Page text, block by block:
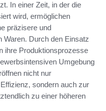
In einer Zeit, in der die
wird, ermöglichen
präzisere und
Waren. Durch den Einsatz
ihre Produktionsprozesse
Umgebung
nicht nur
sondern auch zur
zu einer höheren